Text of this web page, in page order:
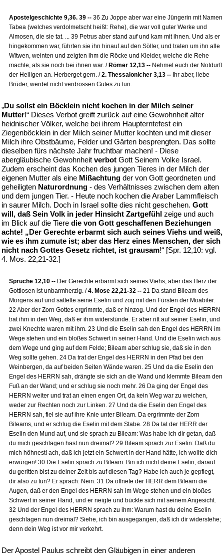
Apostelgeschichte 9,36. 39 -- 36 Zu Joppe aber war eine Jüngerin mit Namen
Tabea (welches verdolmetscht heißt: Rehe), die war voll guter Werke und
Almosen, die sie tat. ... 39 Petrus aber stand auf und kam mit ihnen. Und als er
hingekommen war, führten sie ihn hinauf auf den Söller, und traten um ihn alle
Witwen, weinten und zeigten ihm die Röcke und Kleider, welche die Rehe
machte, als sie noch bei ihnen war. / Römer 12,13 -- Nehmet euch der Notdurft
der Heiligen an. Herberget gern. /2. Thessalonicher 3,13 -- Ihr aber, liebe
Brüder, werdet nicht verdrossen Gutes zu tun.
„Du sollst ein Böcklein nicht kochen in der Milch seiner
Mutter!“ Dieses Verbot greift zurück auf eine Gewohnheit alter
heidnischer Völker, welche bei ihrem Haupterntefest ein
Ziegenböcklein in der Milch seiner Mutter kochten und mit dieser
Milch ihre Obstbäume, Felder und Gärten besprengten. Das sollte
dieselben fürs nächste Jahr fruchtbar machen! - Diese
abergläubische Gewohnheit verbot Gott Seinem Volke Israel.
Zudem erscheint das Kochen des jungen Tieres in der Milch der
eigenen Mutter als eine Mißachtung der von Gott geordneten und
geheiligten Naturordnung - des Verhältnisses zwischen dem alten
und dem jungen Tier. - Heute noch kochen die Araber Lammfleisch
in saurer Milch. Doch in Israel sollte dies nicht geschehen. Gott
will, daß Sein Volk in jeder Hinsicht Zartgefühl zeige und auch
im Blick auf die Tiere die von Gott geschaffenen Beziehungen
achte! „Der Gerechte erbarmt sich auch seines Viehs und weiß,
wie es ihm zumute ist; aber das Herz eines Menschen, der sich
nicht nach Gottes Gesetz richtet, ist grausam!“ [Spr. 12,10: vgl.
4. Mos. 22,21-32.]
Sprüche 12,10 -- Der Gerechte erbarmt sich seines Viehs; aber das Herz der
Gottlosen ist unbarmherzig. /4. Mose 22,21-32 -- 21 Da stand Bileam des
Morgens auf und sattelte seine Eselin und zog mit den Fürsten der Moabiter.
22 Aber der Zorn Gottes ergrimmte, daß er hinzog. Und der Engel des HERRN
trat ihm in den Weg, daß er ihm widerstünde. Er aber ritt auf seiner Eselin, und
zwei Knechte waren mit ihm. 23 Und die Eselin sah den Engel des HERRN im
Wege stehen und ein bloßes Schwert in seiner Hand. Und die Eselin wich aus
dem Wege und ging auf dem Felde; Bileam aber schlug sie, daß sie in den
Weg sollte gehen. 24 Da trat der Engel des HERRN in den Pfad bei den
Weinbergen, da auf beiden Seiten Wände waren. 25 Und da die Eselin den
Engel des HERRN sah, drängte sie sich an die Wand und klemmte Bileam den
Fuß an der Wand; und er schlug sie noch mehr. 26 Da ging der Engel des
HERRN weiter und trat an einen engen Ort, da kein Weg war zu weichen,
weder zur Rechten noch zur Linken. 27 Und da die Eselin den Engel des
HERRN sah, fiel sie auf ihre Knie unter Bileam. Da ergrimmte der Zorn
Bileams, und er schlug die Eselin mit dem Stabe. 28 Da tat der HERR der
Eselin den Mund auf, und sie sprach zu Bileam: Was habe ich dir getan, daß
du mich geschlagen hast nun dreimal? 29 Bileam sprach zur Eselin: Daß du
mich höhnest! ach, daß ich jetzt ein Schwert in der Hand hätte, ich wollte dich
erwürgen! 30 Die Eselin sprach zu Bileam: Bin ich nicht deine Eselin, darauf
du geritten bist zu deiner Zeit bis auf diesen Tag? Habe ich auch je gepflegt,
dir also zu tun? Er sprach: Nein. 31 Da öffnete der HERR dem Bileam die
Augen, daß er den Engel des HERRN sah im Wege stehen und ein bloßes
Schwert in seiner Hand, und er neigte und bückte sich mit seinem Angesicht.
32 Und der Engel des HERRN sprach zu ihm: Warum hast du deine Eselin
geschlagen nun dreimal? Siehe, ich bin ausgegangen, daß ich dir widerstehe;
denn dein Weg ist vor mir verkehrt.
Der Apostel Paulus schreibt den Gläubigen in einer anderen